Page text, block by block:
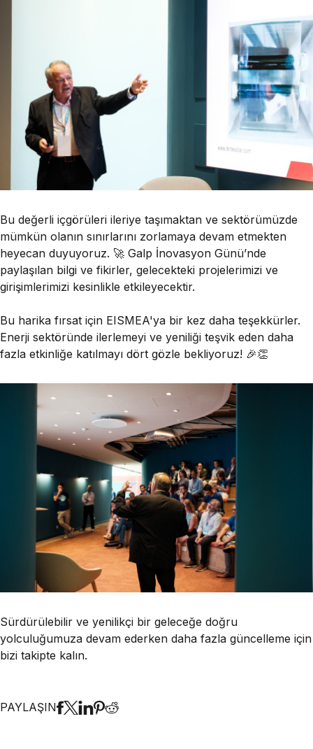
Bu değerli içgörüleri ileriye taşımaktan ve sektörümüzde
mümkün olanın sınırlarını zorlamaya devam etmekten
heyecan duyuyoruz. 🚀 Galp İnovasyon Günü’nde
paylaşılan bilgi ve fikirler, gelecekteki projelerimizi ve
girişimlerimizi kesinlikle etkileyecektir.
Bu harika fırsat için EISMEA'ya bir kez daha teşekkürler.
Enerji sektöründe ilerlemeyi ve yeniliği teşvik eden daha
fazla etkinliğe katılmayı dört gözle bekliyoruz! 🎉👏
Sürdürülebilir ve yenilikçi bir geleceğe doğru
yolculuğumuza devam ederken daha fazla güncelleme için
bizi takipte kalın.
PAYLAŞIN